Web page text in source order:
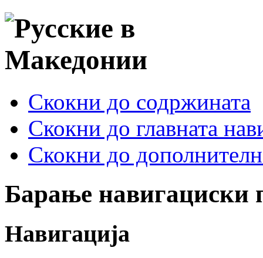
Скокни до содржината
Скокни до главната
Скокни до
Барање навигациски
Навигација